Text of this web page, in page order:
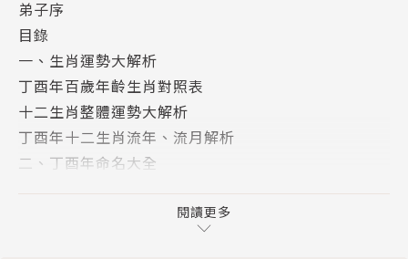
在2017金雞年，讓謝沅瑾老師為你開春立新，指點迷
津，創造事業、人生、家庭三贏好氣象！
作者簡介
謝沅瑾
台灣最受信任的風水命理老師，以科學的角度、平易近
人的態度、深入淺出的言語，把堪輿風水分析到讓一般
人也能聽得懂，同時精通姓名學與八字。
弟子序
目錄
一、生肖運勢大解析
丁酉年百歲年齡生肖對照表
十二生肖整體運勢大解析
丁酉年十二生肖流年、流月解析
二、丁酉年命名大全
丁酉年出生者命名注意事項
姓名八十一數之吉凶靈動表
閱讀更多